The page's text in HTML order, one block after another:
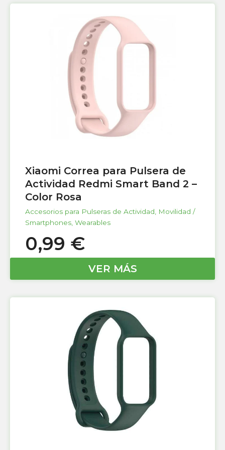
Xiaomi Correa para Pulsera de
Actividad Redmi Smart Band 2 –
Color Rosa
Accesorios para Pulseras de Actividad
Movilidad /
Smartphones Wearables
0,99 €
VER MÁS